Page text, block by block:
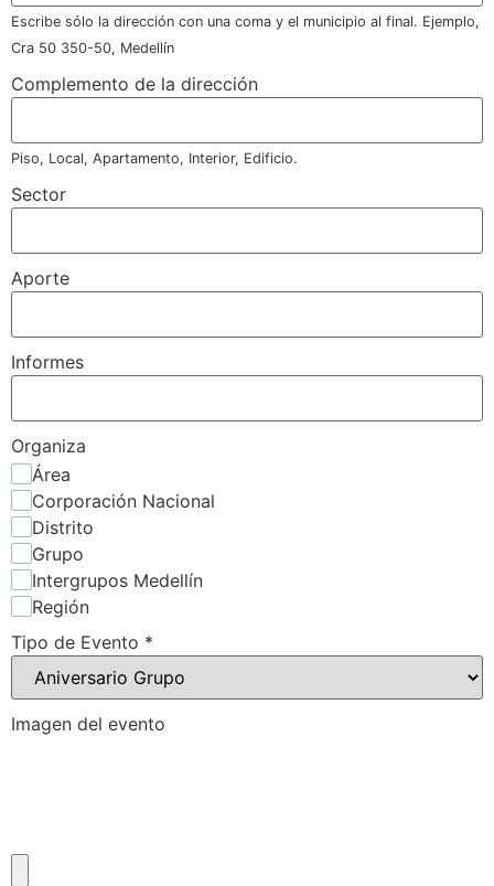
Escribe sólo la dirección con una coma y el municipio al final. Ejemplo,
Cra 50 350-50, Medellín
Complemento de la dirección
Piso, Local, Apartamento, Interior, Edificio.
Sector
Aporte
Informes
Organiza
Área
Corporación Nacional
Distrito
Grupo
Intergrupos Medellín
Región
Tipo de Evento *
Imagen del evento